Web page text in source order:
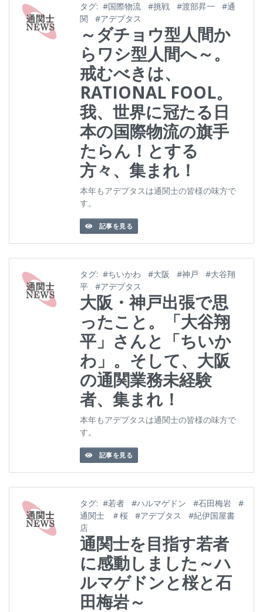
タグ: #国際物流 #挑戦 #渡部昇一
#通
関
#アデプタス
～ダチョウ型人間か
らワシ型人間へ～。
戒むべきは、
RATIONAL FOOL。
我、世界に冠たる日
本の国際物流の旗手
たらん！とする
方々、集まれ！
本年もアデプタスは通関士の皆様の味方で
す。
記事を見る
タグ: #ちいかわ #大阪 #神戸
#大谷翔
平
#アデプタス
大阪・神戸出張で思
ったこと。「大谷翔
平」さんと「ちいか
わ」。そして、大阪
の通関業務未経験
者、集まれ！
本年もアデプタスは通関士の皆様の味方で
す。
記事を見る
タグ: #若者 #ハルマゲドン #石田梅岩
#
通関士
＃桜 #アデプタス
#紀伊国屋書
店
通関士を目指す若者
に感動しました～ハ
ルマゲドンと桜と石
田梅岩～